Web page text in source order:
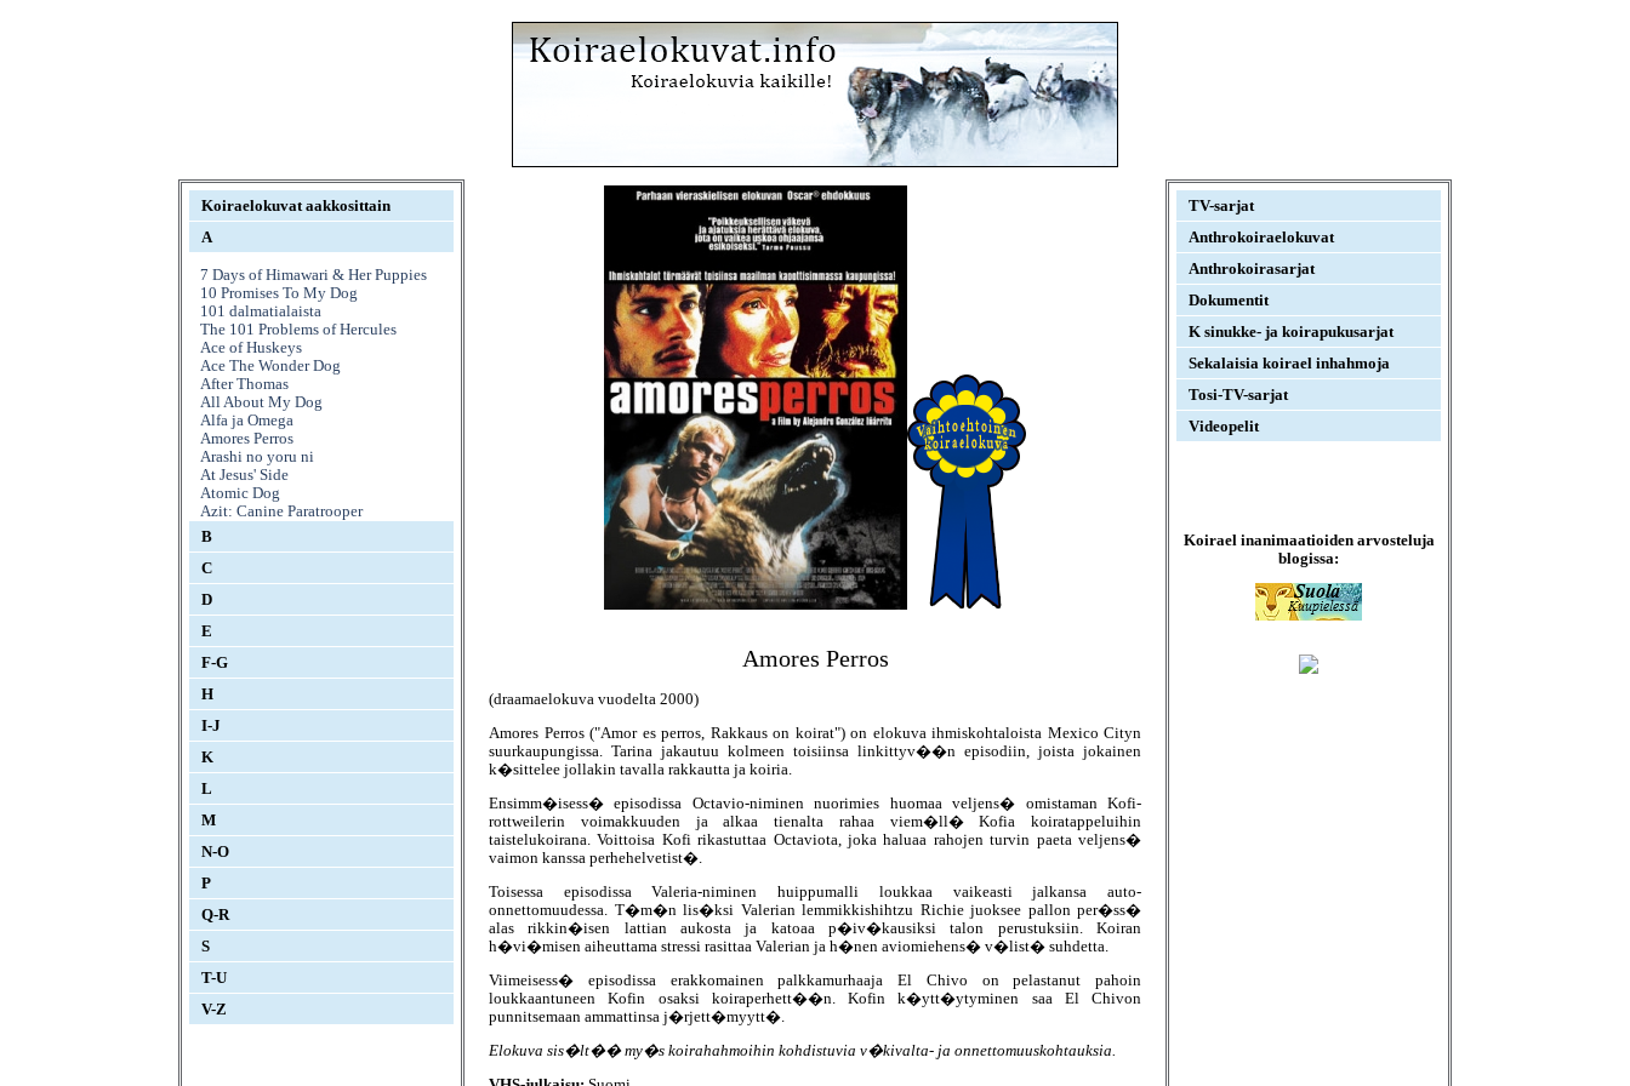
Koiraelokuvat aakkosittain
A
7 Days of Himawari & Her Puppies
10 Promises To My Dog
101 dalmatialaista
The 101 Problems of Hercules
Ace of Huskeys
Ace The Wonder Dog
After Thomas
All About My Dog
Alfa ja Omega
Amores Perros
Arashi no yoru ni
At Jesus' Side
Atomic Dog
Azit: Canine Paratrooper
B
C
D
E
F-G
H
I-J
K
L
M
N-O
P
Q-R
S
T-U
V-Z
TV-sarjat
Anthrokoiraelokuvat
Anthrokoirasarjat
Dokumentit
K sinukke- ja koirapukusarjat
Sekalaisia koirael inhahmoja
Tosi-TV-sarjat
Videopelit
Koirael inanimaatioiden arvosteluja
blogissa:
Amores Perros
(draamaelokuva vuodelta 2000)
Amores Perros ("Amor es perros, Rakkaus on koirat") on elokuva ihmiskohtaloista Mexico Cityn
suurkaupungissa. Tarina jakautuu kolmeen toisiinsa linkittyv��n episodiin, joista jokainen
k�sittelee jollakin tavalla rakkautta ja koiria.
Ensimm�isess� episodissa Octavio-niminen nuorimies huomaa veljens� omistaman Kofi-
rottweilerin voimakkuuden ja alkaa tienalta rahaa viem�ll� Kofia koiratappeluihin
taistelukoirana. Voittoisa Kofi rikastuttaa Octaviota, joka haluaa rahojen turvin paeta veljens�
vaimon kanssa perhehelvetist�.
Toisessa episodissa Valeria-niminen huippumalli loukkaa vaikeasti jalkansa auto-
onnettomuudessa. T�m�n lis�ksi Valerian lemmikkishihtzu Richie juoksee pallon per�ss�
alas rikkin�isen lattian aukosta ja katoaa p�iv�kausiksi talon perustuksiin. Koiran
h�vi�misen aiheuttama stressi rasittaa Valerian ja h�nen aviomiehens� v�list� suhdetta.
Viimeisess� episodissa erakkomainen palkkamurhaaja El Chivo on pelastanut pahoin
loukkaantuneen Kofin osaksi koiraperhett��n. Kofin k�ytt�ytyminen saa El Chivon
punnitsemaan ammattinsa j�rjett�myytt�.
Elokuva sis�lt�� my�s koirahahmoihin kohdistuvia v�kivalta- ja onnettomuuskohtauksia.